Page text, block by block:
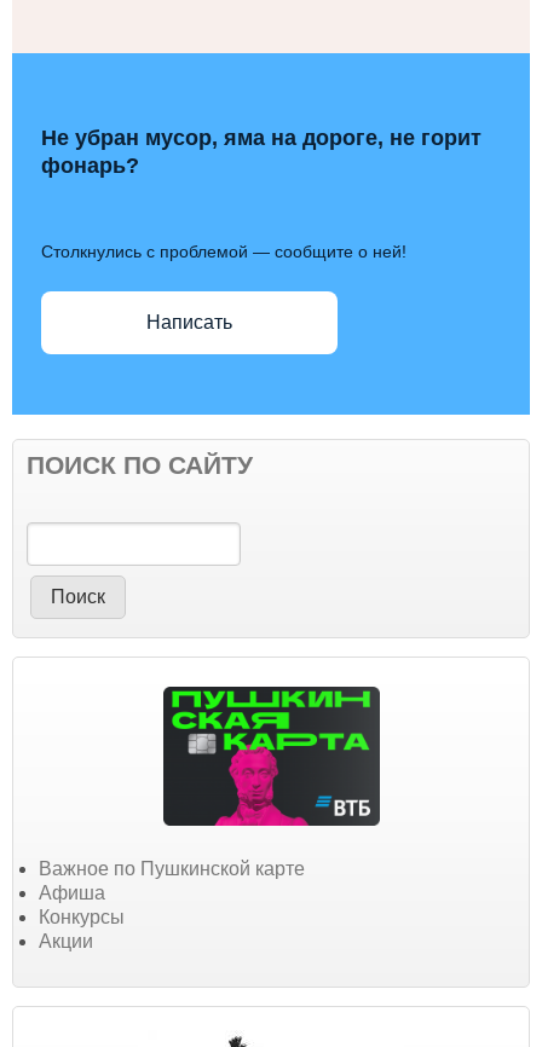
Не убран мусор, яма на дороге, не горит
фонарь?
Столкнулись с проблемой — сообщите о ней!
Написать
ПОИСК ПО САЙТУ
Поиск
Важное по Пушкинской карте
Афиша
Конкурсы
Акции